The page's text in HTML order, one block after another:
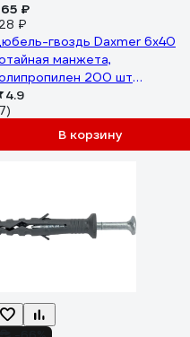
₽
₽
гвоздь Daxmer 6х40
манжета,
200 шт
4.9
В корзину